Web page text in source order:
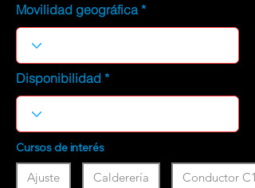
Movilidad geográfica
Disponibilidad
Cursos de interés
Ajuste Calderería Conductor C1